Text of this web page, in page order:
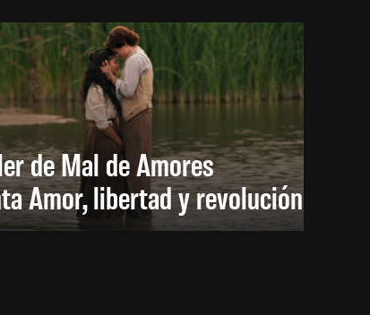
de Mal de Amores
Amor, libertad y revolución